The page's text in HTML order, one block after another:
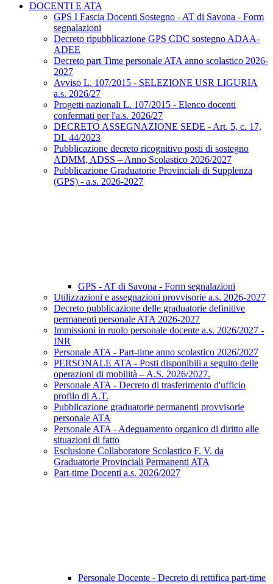
DOCENTI E ATA
GPS I Fascia Docenti Sostegno - AT di Savona - Form
segnalazioni
Decreto ripubblicazione GPS CDC sostegno ADAA-
ADEE
Decreto part Time personale ATA anno scolastico 2026-
2027
Avviso L. 107/2015 - SELEZIONE USR LIGURIA
a.s. 2026/27
Progetti nazionali L. 107/2015 - Elenco docenti
confermati per l'a.s. 2026/27
DECRETO ASSEGNAZIONE SEDE - Art. 5, c. 17,
DL 44/2023
Pubblicazione decreto ricognitivo posti di sostegno
ADMM, ADSS – Anno Scolastico 2026/2027
Pubblicazione Graduatorie Provinciali di Supplenza
(GPS) - a.s. 2026-2027
GPS - AT di Savona - Form segnalazioni
Utilizzazioni e assegnazioni provvisorie a.s. 2026-2027
Decreto pubblicazione delle graduatorie definitive
permanenti personale ATA 2026-2027
Immissioni in ruolo personale docente a.s. 2026/2027 -
INR
Personale ATA - Part-time anno scolastico 2026/2027
PERSONALE ATA - Posti disponibili a seguito delle
operazioni di mobilità – A.S. 2026/2027.
Personale ATA - Decreto di trasferimento d'ufficio
profilo di A.T.
Pubblicazione graduatorie permanenti provvisorie
personale ATA
Personale ATA - Adeguamento organico di diritto alle
situazioni di fatto
Esclusione Collaboratore Scolastico F. V. da
Graduatorie Provinciali Permanenti ATA
Part-time Docenti a.s. 2026/2027
Personale Docente - Decreto di rettifica part-time